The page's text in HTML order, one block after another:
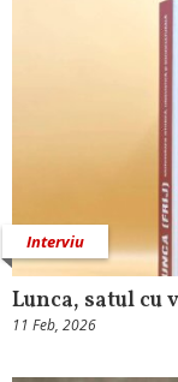
Interviu
Lunca, satul
11 Feb, 2026